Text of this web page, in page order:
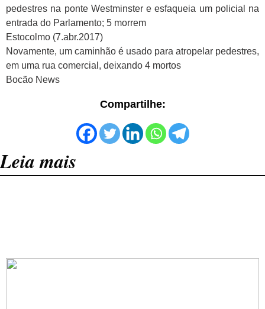
pedestres na ponte Westminster e esfaqueia um policial na
entrada do Parlamento; 5 morrem
Estocolmo (7.abr.2017)
Novamente, um caminhão é usado para atropelar pedestres,
em uma rua comercial, deixando 4 mortos
Bocão News
Compartilhe:
Leia mais